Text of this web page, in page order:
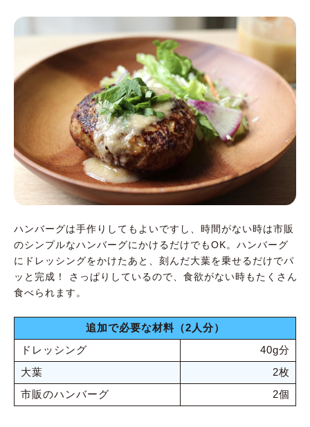
ハンバーグは手作りしてもよいですし、時間がない時は市販
のシンプルなハンバーグにかけるだけでもOK。ハンバーグ
にドレッシングをかけたあと、刻んだ大葉を乗せるだけでパ
ッと完成！ さっぱりしているので、食欲がない時もたくさん
食べられます。
追加で必要な材料（2人分）
ドレッシング
40g分
大葉
2枚
市販のハンバーグ
2個